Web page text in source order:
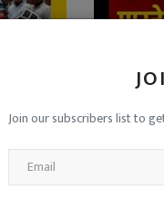
Join our subscribers list to
रैली
अकेली देख
बनाने का द...